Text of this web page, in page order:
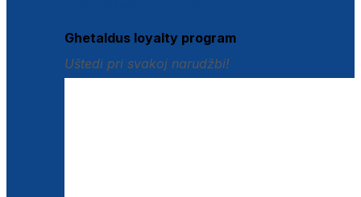
Ghetaldus loyalty program
Uštedi pri svakoj narudžbi!